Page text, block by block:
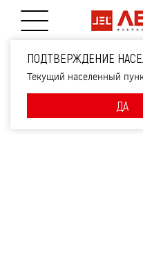
Открытие меню
ПОДТВЕРЖДЕНИЕ
Текущий населенный
ДА
Ботинки,
цвет